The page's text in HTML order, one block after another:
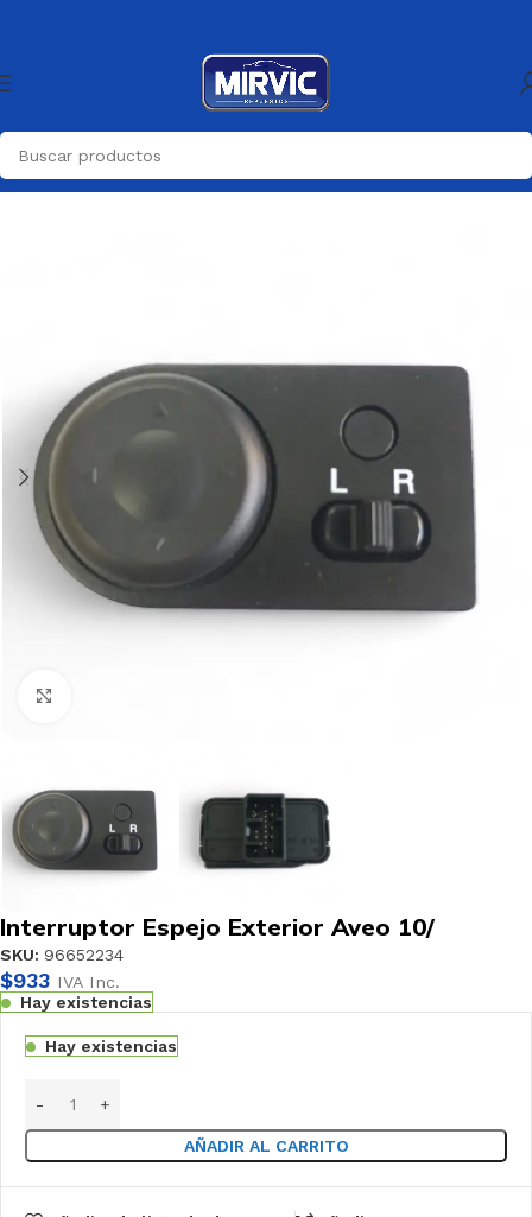
Inicio Generica Generica
Interruptor Espejo Exterior Aveo 10/
SKU: 96652234
$933 IVA Inc.
Hay existencias
Hay existencias
AÑADIR AL CARRITO